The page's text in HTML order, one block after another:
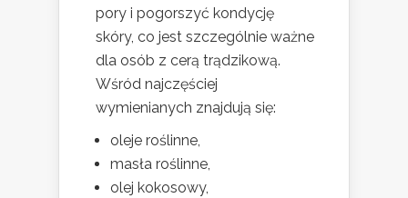
pory i pogorszyć kondycję
skóry, co jest szczególnie ważne
dla osób z cerą trądzikową.
Wśród najczęściej
wymienianych znajdują się:
oleje roślinne,
masła roślinne,
olej kokosowy,